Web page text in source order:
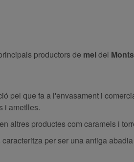
productors de meldel
pel que fa a l'envasament i
i ametlles.
altres productes com caramels i
per ser una antiga